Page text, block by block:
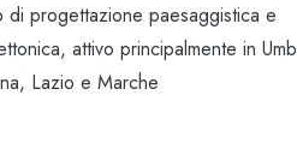
di progettazione paesaggistica e
attivo principalmente in
Lazio e Marche